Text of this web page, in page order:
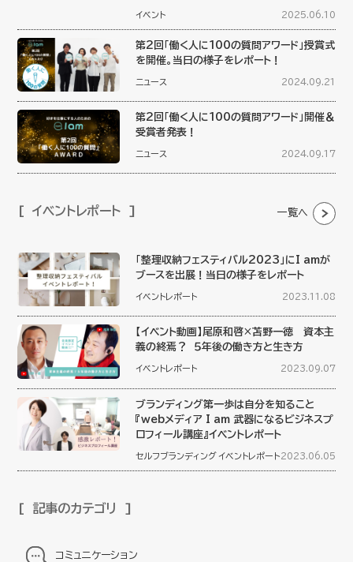
イベント 2025.06.10
第2回「働く人に100の質問アワード」授賞式
を開催。当日の様子をレポート！
ニュース 2024.09.21
第2回「働く人に100の質問アワード」開催＆
受賞者発表！
ニュース 2024.09.17
イベントレポート 一覧へ
「整理収納フェスティバル2023」にI amが
ブースを出展！当日の様子をレポート
イベントレポート 2023.11.08
【イベント動画】尾原和啓×苫野一徳 資本主
義の終焉？ ５年後の働き方と生き方
イベントレポート 2023.09.07
ブランディング第一歩は自分を知ること
『webメディア I am 武器になるビジネスプ
ロフィール講座』イベントレポート
セルフブランディング イベントレポート 2023.06.05
記事のカテゴリ
コミュニケーション